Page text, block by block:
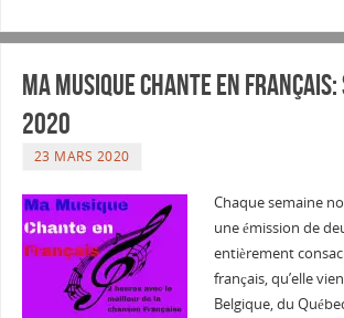
Ma musique chante en Français:
2020
23 MARS 2020
Chaque semaine
une émission de
entièrement
français, qu’elle
Belgique, du